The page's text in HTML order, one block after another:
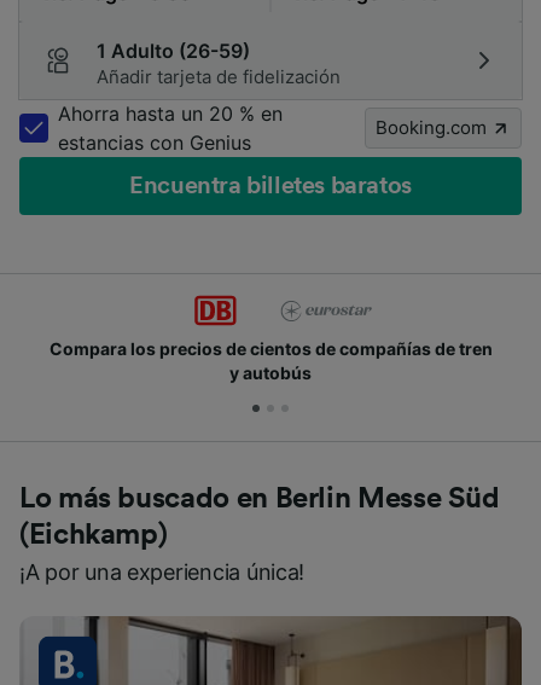
1 Adulto (26-59)
Añadir tarjeta de fidelización
Ahorra hasta un 20 % en
estancias con Genius
Booking.com
Encuentra billetes baratos
los precios de cientos de compañías de tren
y autobús
Lo más buscado en Berlin Messe Süd
(Eichkamp)
¡A por una experiencia única!